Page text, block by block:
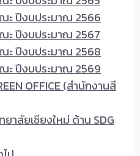
ะ ปีงบประมาณ 2566
ะ ปีงบประมาณ 2567
ะ ปีงบประมาณ 2568
ะ ปีงบประมาณ 2569
OFFICE (สำนักงานสี
าลัยเชียงใหม่ ด้าน SDG